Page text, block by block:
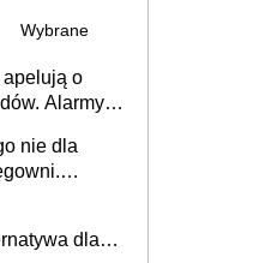
Wybrane
o
Alarmy w
nie dla
dla